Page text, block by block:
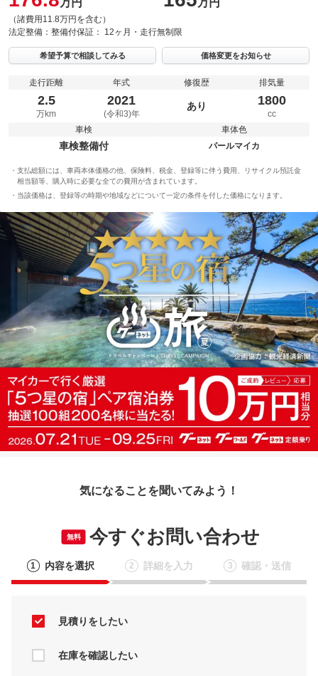
万円
（諸費用11.8万円を含む）
万円
法定整備： 整備付保証： 12ヶ月・走行無制限
希望予算で相談してみる 価格変更をお知らせ
走行距離
2.5
万km
年式
2021
(令和3)年
修復歴
あり
排気量
1800
cc
車検
車検整備付
車体色
パールマイカ
支払総額には、車両本体価格の他、保険料、税金、登録等に伴う費用、リサイクル預託金
相当額等、購入時に必要な全ての費用が含まれています。
当該価格は、登録等の時期や地域などについて一定の条件を付した価格になります。
気になることを聞いてみよう！
無料 今すぐお問い合わせ
1 内容を選択 2 詳細を入力 3 確認・送信
見積りをしたい
在庫を確認したい